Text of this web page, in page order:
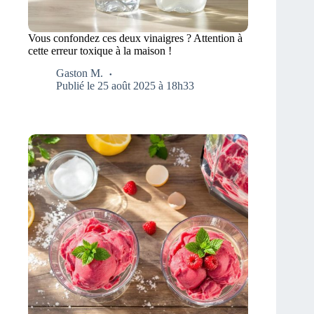
Vous confondez ces deux vinaigres ? Attention à
cette erreur toxique à la maison !
Gaston M.
Publié le 25 août 2025 à 18h33